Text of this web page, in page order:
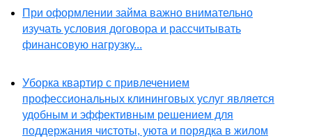
При оформлении займа важно внимательно
изучать условия договора и рассчитывать
финансовую нагрузку...
Уборка квартир с привлечением
профессиональных клининговых услуг является
удобным и эффективным решением для
поддержания чистоты, уюта и порядка в жилом